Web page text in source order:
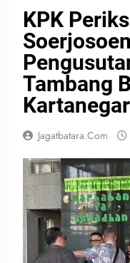
KPK
Tambang
Jagatbatara.com